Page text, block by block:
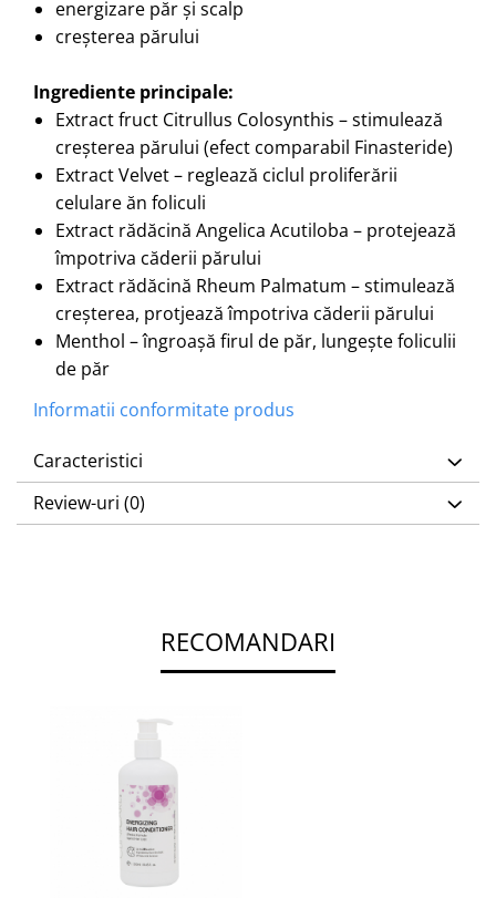
energizare păr și scalp
creșterea părului
Ingrediente principale:
Extract fruct Citrullus Colosynthis – stimulează
creșterea părului (efect comparabil Finasteride)
Extract Velvet – reglează ciclul proliferării
celulare ăn foliculi
Extract rădăcină Angelica Acutiloba – protejează
împotriva căderii părului
Extract rădăcină Rheum Palmatum – stimulează
creșterea, protjează împotriva căderii părului
Menthol – îngroașă firul de păr, lungește foliculii
de păr
Informatii conformitate produs
Caracteristici
Review-uri (0)
RECOMANDARI